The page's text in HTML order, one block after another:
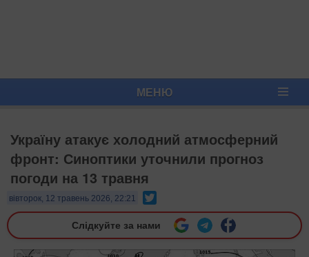
МЕНЮ
Україну атакує холодний атмосферний
фронт: Синоптики уточнили прогноз
погоди на 13 травня
вівторок, 12 травень 2026, 22:21
Слідкуйте за нами